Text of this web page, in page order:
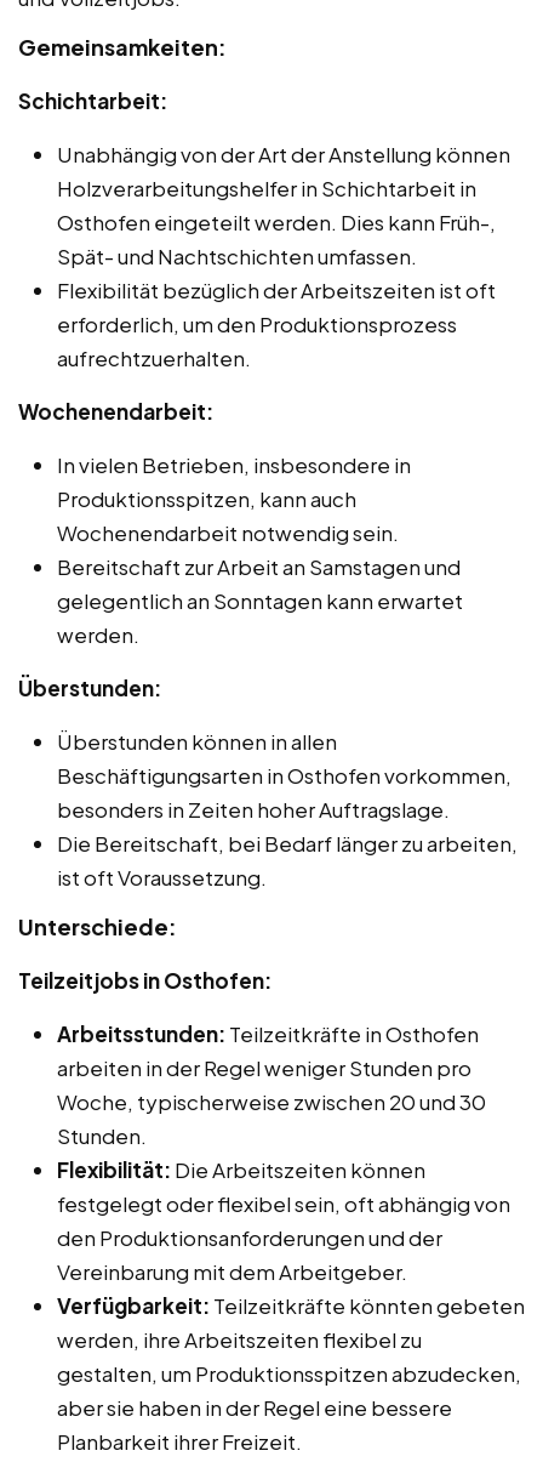
Gemeinsamkeiten:
Schichtarbeit:
Unabhängig von der Art der Anstellung können
Holzverarbeitungshelfer in Schichtarbeit in
Osthofen eingeteilt werden. Dies kann Früh-,
Spät- und Nachtschichten umfassen.
Flexibilität bezüglich der Arbeitszeiten ist oft
erforderlich, um den Produktionsprozess
aufrechtzuerhalten.
Wochenendarbeit:
In vielen Betrieben, insbesondere in
Produktionsspitzen, kann auch
Wochenendarbeit notwendig sein.
Bereitschaft zur Arbeit an Samstagen und
gelegentlich an Sonntagen kann erwartet
werden.
Überstunden:
Überstunden können in allen
Beschäftigungsarten in Osthofen vorkommen,
besonders in Zeiten hoher Auftragslage.
Die Bereitschaft, bei Bedarf länger zu arbeiten,
ist oft Voraussetzung.
Unterschiede:
Teilzeitjobs in Osthofen:
Arbeitsstunden: Teilzeitkräfte in Osthofen
arbeiten in der Regel weniger Stunden pro
Woche, typischerweise zwischen 20 und 30
Stunden.
Flexibilität: Die Arbeitszeiten können
festgelegt oder flexibel sein, oft abhängig von
den Produktionsanforderungen und der
Vereinbarung mit dem Arbeitgeber.
Verfügbarkeit: Teilzeitkräfte könnten gebeten
werden, ihre Arbeitszeiten flexibel zu
gestalten, um Produktionsspitzen abzudecken,
aber sie haben in der Regel eine bessere
Planbarkeit ihrer Freizeit.